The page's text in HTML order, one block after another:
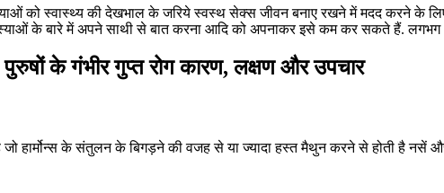
को स्वास्थ्य की देखभाल के जरिये स्वस्थ सेक्स जीवन बनाए रखने में मदद करने के लिए
के बारे में अपने साथी से बात करना आदि को अपनाकर इसे कम कर सकते हैं.
पुरुषों के गंभीर गुप्त रोग कारण, लक्षण और उपचार
जो हार्मोन्स के संतुलन के बिगड़ने की वजह से या ज्यादा हस्त मैथुन करने से होती है